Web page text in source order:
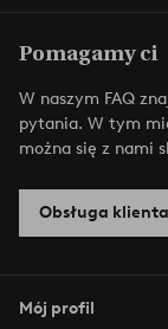
Pomagamy ci
W naszym FAQ
pytania. W tym
można się z nami
Obsługa klienta
Mój profil